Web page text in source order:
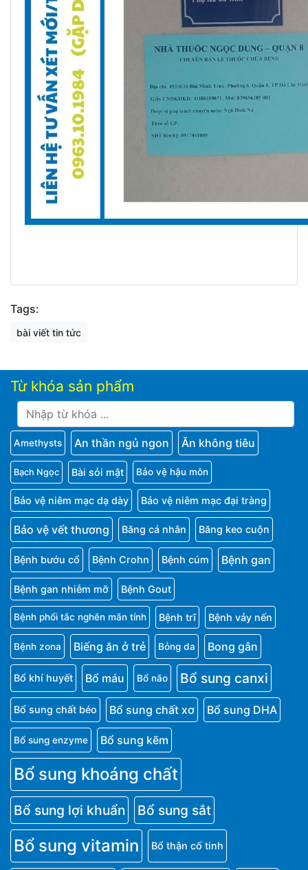
Tags:
bài viết tin tức
Từ khóa sản phẩm
Amethysts An thần ngủ ngon Ăn không tiêu
Bạch Ngọc Bài sỏi mật Bảo vệ hậu môn
Bảo vệ niêm mạc dạ dày Bảo vệ niêm mạc đại tràng
Bảo vệ vết thương Băng cá nhân Băng keo cuộn
Bệnh bướu cổ Bệnh Crohn Bệnh cúm Bệnh gan
Bệnh gan nhiễm mỡ Bệnh Gout
Bệnh phổi tắc nghẽn mãn tính Bệnh trĩ Bệnh vảy nến
Bệnh zona Biếng ăn ở trẻ Bỏng da Bong gân
Bổ khí huyết Bổ máu Bổ não Bổ sung canxi
Bổ sung chất béo Bổ sung chất xơ Bổ sung DHA
Bổ sung enzyme Bổ sung kẽm
Bổ sung khoáng chất
Bổ sung lợi khuẩn Bổ sung sắt
Bổ sung vitamin Bổ thận cố tinh